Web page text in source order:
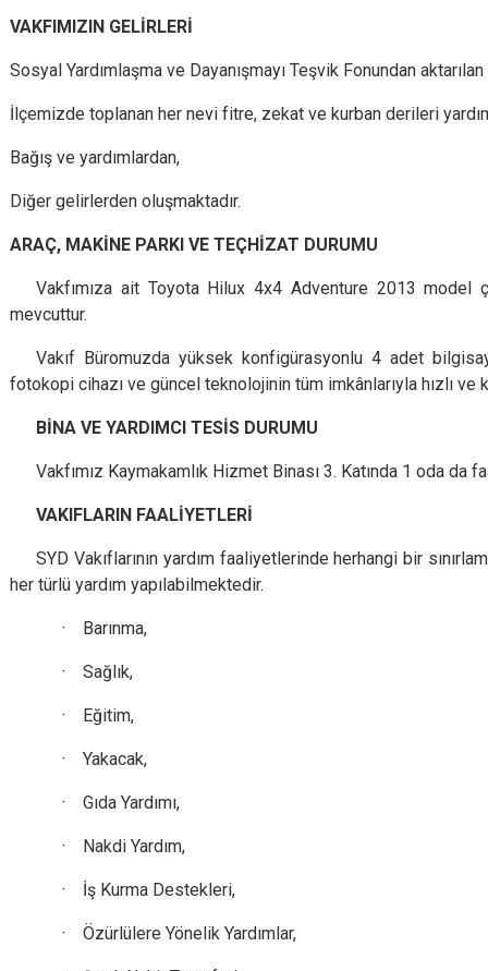
VAKFIMIZIN GELİRLERİ
Sosyal Yardımlaşma ve Dayanışmayı Teşvik Fonundan
İlçemizde toplanan her nevi fitre, zekat ve kurban derileri
Bağış ve yardımlardan,
Diğer gelirlerden oluşmaktadır.
ARAÇ, MAKİNE PARKI VE TEÇHİZAT DURUMU
Vakfımıza ait Toyota Hilux 4x4 Adventure 2013
mevcuttur.
Vakıf Büromuzda yüksek konfigürasyonlu 4 adet
fotokopi cihazı ve güncel teknolojinin tüm imkânlarıyla hızlı ve
BİNA VE YARDIMCI TESİS DURUMU
Vakfımız Kaymakamlık Hizmet Binası 3. Katında 1 oda da
VAKIFLARIN FAALİYETLERİ
SYD Vakıflarının yardım faaliyetlerinde herhangi bir
her türlü yardım yapılabilmektedir.
· Barınma,
· Sağlık,
· Eğitim,
· Yakacak,
· Gıda Yardımı,
· Nakdi Yardım,
· İş Kurma Destekleri,
· Özürlülere Yönelik Yardımlar,